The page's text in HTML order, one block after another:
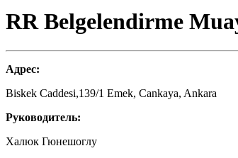
RR Belgelendirme
Адрес:
Biskek Caddesi,139/1 Emek, Cankaya, Ankara
Руководитель:
Халюк Гюнешоглу